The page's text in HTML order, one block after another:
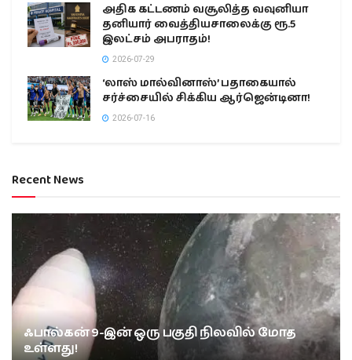
அதிக கட்டணம் வசூலித்த வவுனியா
தனியார் வைத்தியசாலைக்கு ரூ.5
இலட்சம் அபராதம்!
2026-07-29
‘லாஸ் மால்வினாஸ்’ பதாகையால்
சர்ச்சையில் சிக்கிய ஆர்ஜென்டினா!
2026-07-16
Recent News
ஃபால்கன் 9-இன் ஒரு பகுதி நிலவில் மோத
உள்ளது!